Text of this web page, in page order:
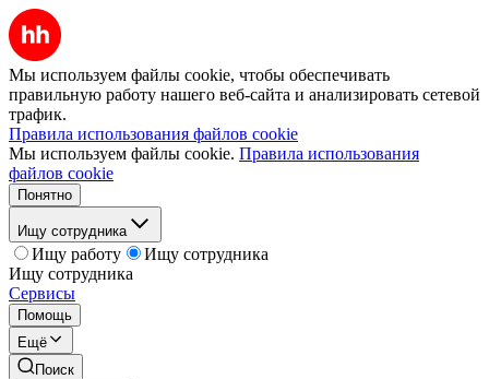
Мы используем файлы cookie, чтобы обеспечивать
правильную работу нашего веб-сайта и анализировать сетевой
трафик.
Правила использования файлов cookie
Мы используем файлы cookie. Правила использования
файлов cookie
Понятно
Ищу сотрудника
Ищу работу
Ищу сотрудника
Ищу сотрудника
Сервисы
Помощь
Ещё
Поиск